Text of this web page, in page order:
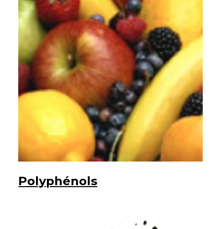
Polyphénols